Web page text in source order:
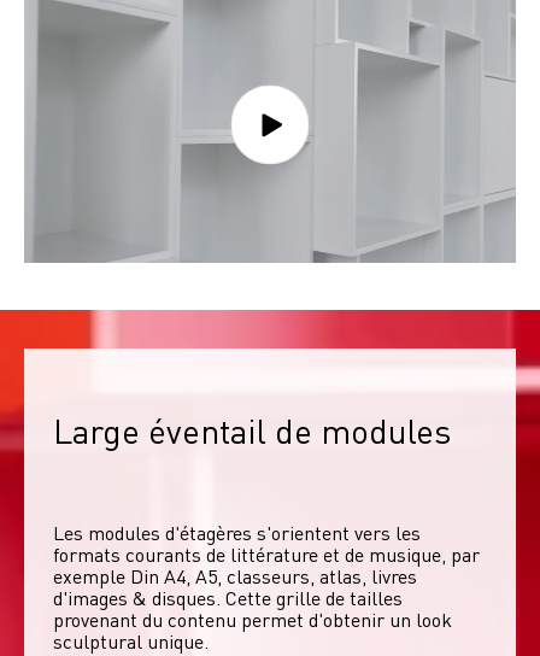
Large éventail de modules
Les modules d'étagères s'orientent vers les
formats courants de littérature et de musique, par
exemple Din A4, A5, classeurs, atlas, livres
d'images & disques. Cette grille de tailles
provenant du contenu permet d'obtenir un look
sculptural unique.